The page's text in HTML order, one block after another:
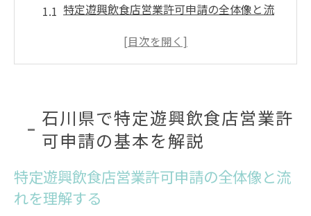
特定遊興飲食店営業許可申請の全体像と流
石川県の保健所一覧を活用した許可申請の
ェックポイント
石川県食品衛生と特定遊興飲食店営業許可
石川県保健福祉センターでの事前相談の重
要なポイント
石川県で特定遊興飲食店営業許
可申請の基本を解説
特定遊興飲食店営業許可申請の全体像と流
れを理解する